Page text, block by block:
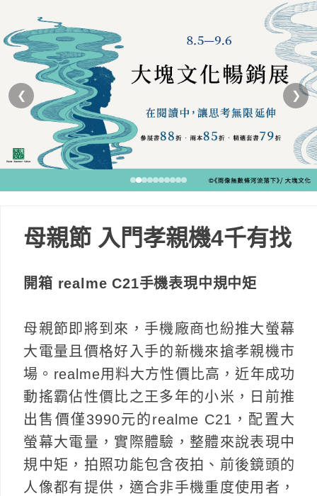
❮ ❯
母親節 入門孝親機4千有找
開箱 realme C21手機表現中規中矩
母親節即將到來，手機廠商也紛推大螢幕
大電量且價格好入手的新機來搶孝親機市
場。realme用料大方性價比高，近年成功
動搖霸佔性價比之王多年的小米，日前推
出售價僅3990元的realme C21，配置大
螢幕大電量，實際體驗，整體來說表現中
規中矩，拍照功能包含夜拍、前後鏡頭的
人像都有提供，適合非手機重度使用者，